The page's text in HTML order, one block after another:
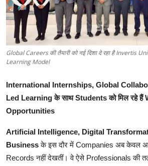
लाइफस्टाइल
खेल
Global Careers की तैयारी को नई दिशा दे रहा है Invertis
Learning Model
International Internships, Global
Led Learningके साथStudentsको मिल रहे हैं
Opportunities
Artificial Intelligence, Digital
Business के इस दौर में Companies अब केवल
Recordsनहीं देखतीं। वे ऐसेProfessionalsकी